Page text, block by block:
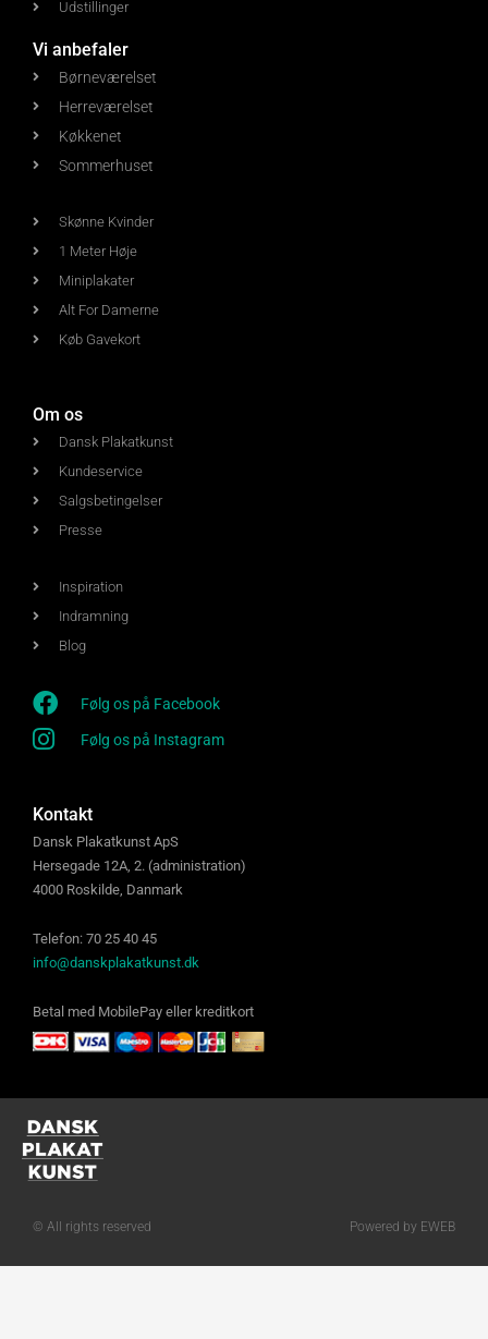
Udstillinger
Vi anbefaler
Børneværelset
Herreværelset
Køkkenet
Sommerhuset
Skønne Kvinder
1 Meter Høje
Miniplakater
Alt For Damerne
Køb Gavekort
Om os
Dansk Plakatkunst
Kundeservice
Salgsbetingelser
Presse
Inspiration
Indramning
Blog
Følg os på Facebook
Følg os på Instagram
Kontakt
Dansk Plakatkunst ApS
Hersegade 12A, 2. (administration)
4000 Roskilde, Danmark
Telefon: 70 25 40 45
info@danskplakatkunst.dk
Betal med MobilePay eller kreditkort
© All rights reserved Powered by EWEB